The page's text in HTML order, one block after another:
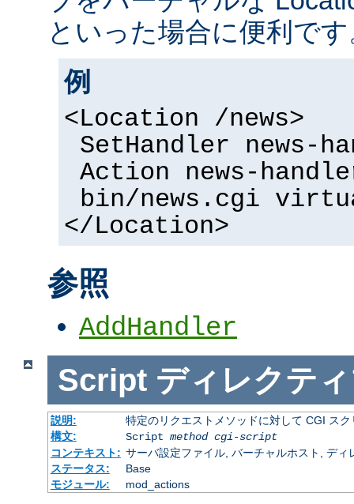
といった場合に便利で
例
<Location /news>
SetHandler news-
Action news-
bin/news.cgi
</Location>
参照
AddHandler
Script ディレクテ
説明:
特定のリクエストメソッドに対して CGI ス
構文:
Script method cgi-script
コンテキスト: サーバ設定ファイル, バーチャルホスト, ディ
ステータス:
Base
モジュール:
mod_actions